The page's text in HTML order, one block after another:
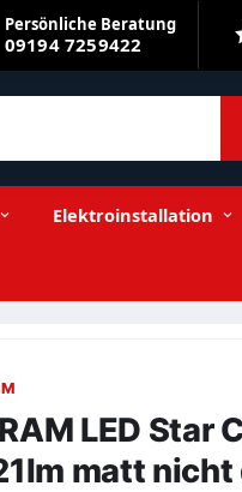
Persönliche Beratung
09194 7259422
Elektroinstallation
LED Star
matt